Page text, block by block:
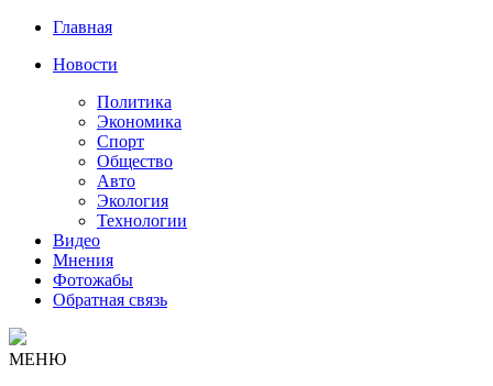
Главная
Новости
Политика
Экономика
Спорт
Общество
Авто
Экология
Технологии
Видео
Мнения
Фотожабы
Обратная связь
МЕНЮ